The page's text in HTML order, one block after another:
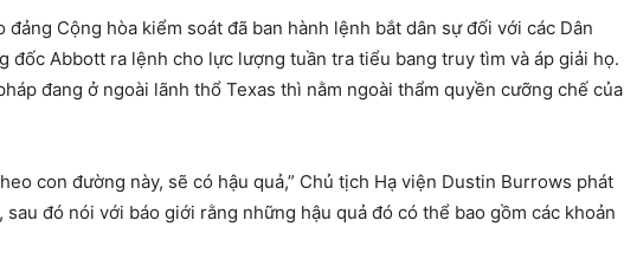
đảng Cộng hòa kiểm soát đã ban hành lệnh bắt dân sự đối với các Dân
đốc Abbott ra lệnh cho lực lượng tuần tra tiểu bang truy tìm và áp giải họ.
đang ở ngoài lãnh thổ Texas thì nằm ngoài thẩm quyền cưỡng chế của
con đường này, sẽ có hậu quả,” Chủ tịch Hạ viện Dustin Burrows phát
đó nói với báo giới rằng những hậu quả đó có thể bao gồm các khoản